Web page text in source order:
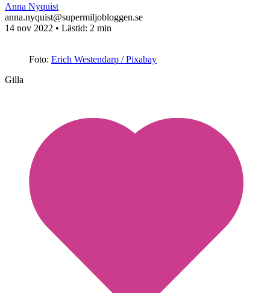
Anna Nyquist
anna.nyquist@supermiljobloggen.se
14 nov 2022 • Lästid: 2 min
Foto: Erich Westendarp / Pixabay
Gilla